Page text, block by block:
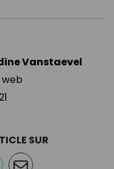
Vanstaevel
SUR